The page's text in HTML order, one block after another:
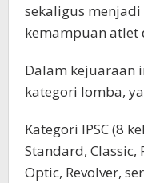
sekaligus
kemampuan atlet
Dalam kejuaraan
kategori lomba,
Kategori IPSC (8
Standard,
Optic, Revolver,